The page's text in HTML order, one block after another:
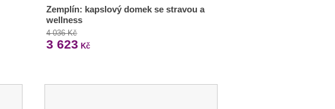
Zemplín: kapslový domek se stravou a
wellness
4 036 Kč
3 623 Kč